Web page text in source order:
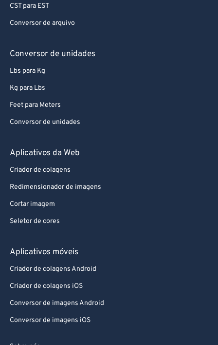
CST para EST
Conversor de arquivo
Conversor de unidades
Lbs para Kg
Kg para Lbs
Feet para Meters
Conversor de unidades
Aplicativos da Web
Criador de colagens
Redimensionador de imagens
Cortar imagem
Seletor de cores
Aplicativos móveis
Criador de colagens Android
Criador de colagens iOS
Conversor de imagens Android
Conversor de imagens iOS